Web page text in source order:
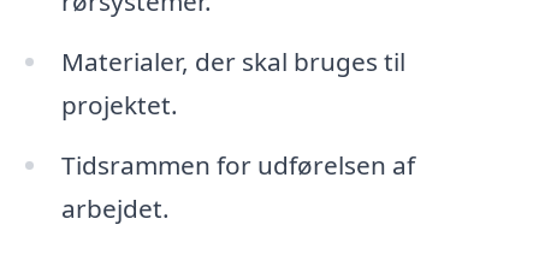
Materialer, der skal bruges til
projektet.
Tidsrammen for udførelsen af
arbejdet.